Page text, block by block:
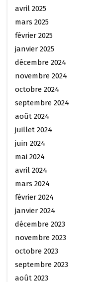
avril 2025
mars 2025
février 2025
janvier 2025
décembre 2024
novembre 2024
octobre 2024
septembre 2024
août 2024
juillet 2024
juin 2024
mai 2024
avril 2024
mars 2024
février 2024
janvier 2024
décembre 2023
novembre 2023
octobre 2023
septembre 2023
août 2023